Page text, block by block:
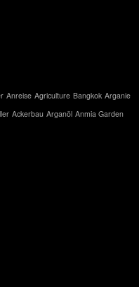
Anreise Agriculture Bangkok Arganie
Ackerbau Arganöl Anmia Garden